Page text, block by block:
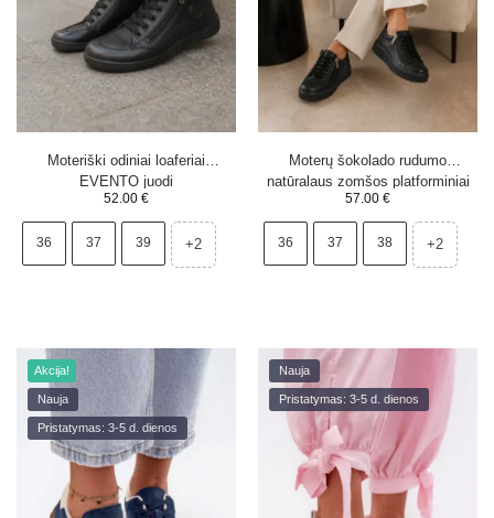
Moteriški odiniai loaferiai
EVENTO juodi
52.00 €
36 37 39 +2
Moterų šokolado rudumo
natūralaus zomšos platforminiai
sportiniai bateliai Corisa
57.00 €
36 37 38 +2
Akcija!
Nauja
Pristatymas: 3-5 d. dienos
Nauja
Pristatymas: 3-5 d. dienos